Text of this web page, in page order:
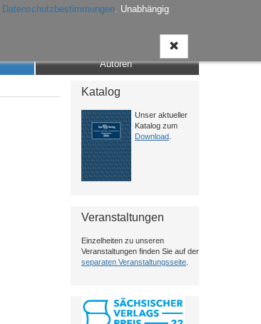
Datenschutzbestimmungen. Unabhängig
Autoren
Katalog
Unser aktueller
Katalog zum
Download
Veranstaltungen
Einzelheiten zu unseren
Veranstaltungen finden Sie auf der
separaten Veranstaltungsseite